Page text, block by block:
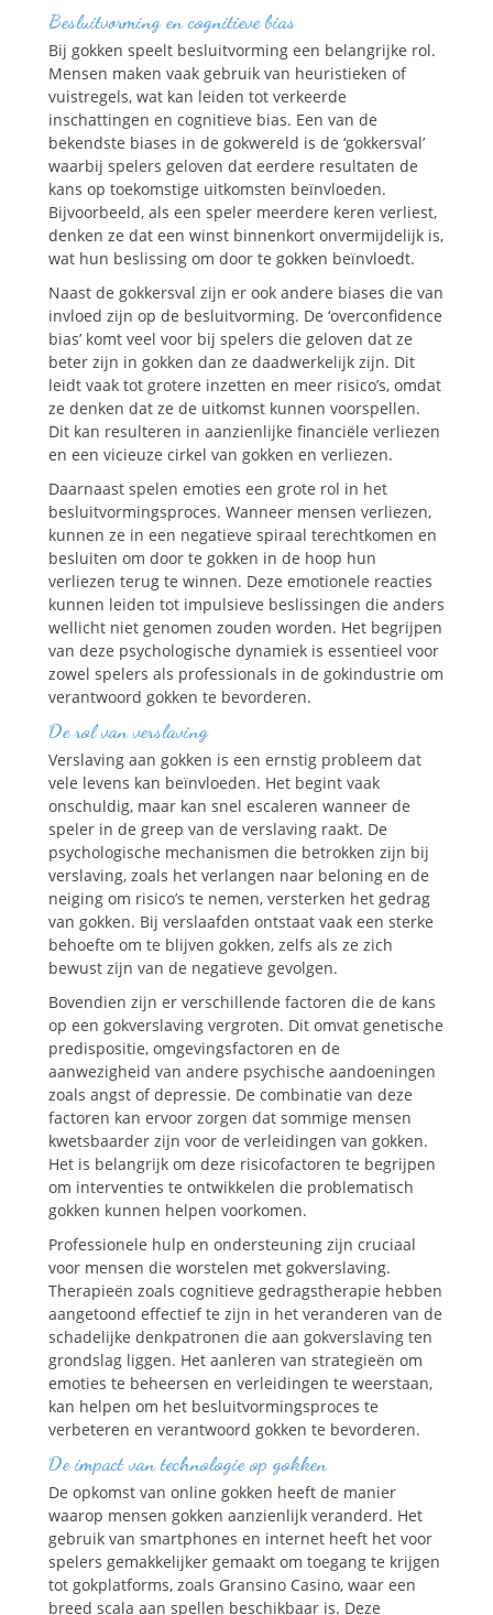
Besluitvorming en cognitieve bias
Bij gokken speelt besluitvorming een belangrijke rol.
Mensen maken vaak gebruik van heuristieken of
vuistregels, wat kan leiden tot verkeerde
inschattingen en cognitieve bias. Een van de
bekendste biases in de gokwereld is de ‘gokkersval’
waarbij spelers geloven dat eerdere resultaten de
kans op toekomstige uitkomsten beïnvloeden.
Bijvoorbeeld, als een speler meerdere keren verliest,
denken ze dat een winst binnenkort onvermijdelijk is,
wat hun beslissing om door te gokken beïnvloedt.
Naast de gokkersval zijn er ook andere biases die van
invloed zijn op de besluitvorming. De ‘overconfidence
bias’ komt veel voor bij spelers die geloven dat ze
beter zijn in gokken dan ze daadwerkelijk zijn. Dit
leidt vaak tot grotere inzetten en meer risico’s, omdat
ze denken dat ze de uitkomst kunnen voorspellen.
Dit kan resulteren in aanzienlijke financiële verliezen
en een vicieuze cirkel van gokken en verliezen.
Daarnaast spelen emoties een grote rol in het
besluitvormingsproces. Wanneer mensen verliezen,
kunnen ze in een negatieve spiraal terechtkomen en
besluiten om door te gokken in de hoop hun
verliezen terug te winnen. Deze emotionele reacties
kunnen leiden tot impulsieve beslissingen die anders
wellicht niet genomen zouden worden. Het begrijpen
van deze psychologische dynamiek is essentieel voor
zowel spelers als professionals in de gokindustrie om
verantwoord gokken te bevorderen.
De rol van verslaving
Verslaving aan gokken is een ernstig probleem dat
vele levens kan beïnvloeden. Het begint vaak
onschuldig, maar kan snel escaleren wanneer de
speler in de greep van de verslaving raakt. De
psychologische mechanismen die betrokken zijn bij
verslaving, zoals het verlangen naar beloning en de
neiging om risico’s te nemen, versterken het gedrag
van gokken. Bij verslaafden ontstaat vaak een sterke
behoefte om te blijven gokken, zelfs als ze zich
bewust zijn van de negatieve gevolgen.
Bovendien zijn er verschillende factoren die de kans
op een gokverslaving vergroten. Dit omvat genetische
predispositie, omgevingsfactoren en de
aanwezigheid van andere psychische aandoeningen
zoals angst of depressie. De combinatie van deze
factoren kan ervoor zorgen dat sommige mensen
kwetsbaarder zijn voor de verleidingen van gokken.
Het is belangrijk om deze risicofactoren te begrijpen
om interventies te ontwikkelen die problematisch
gokken kunnen helpen voorkomen.
Professionele hulp en ondersteuning zijn cruciaal
voor mensen die worstelen met gokverslaving.
Therapieën zoals cognitieve gedragstherapie hebben
aangetoond effectief te zijn in het veranderen van de
schadelijke denkpatronen die aan gokverslaving ten
grondslag liggen. Het aanleren van strategieën om
emoties te beheersen en verleidingen te weerstaan,
kan helpen om het besluitvormingsproces te
verbeteren en verantwoord gokken te bevorderen.
De impact van technologie op gokken
De opkomst van online gokken heeft de manier
waarop mensen gokken aanzienlijk veranderd. Het
gebruik van smartphones en internet heeft het voor
spelers gemakkelijker gemaakt om toegang te krijgen
tot gokplatforms, zoals Gransino Casino, waar een
breed scala aan spellen beschikbaar is. Deze